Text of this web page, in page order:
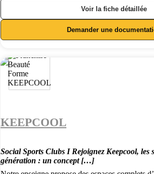
Voir la fiche détaillée
Demander une
KEEPCOOL
Social Sports Clubs I Rejoignez Keepcool, les
génération : un concept […]